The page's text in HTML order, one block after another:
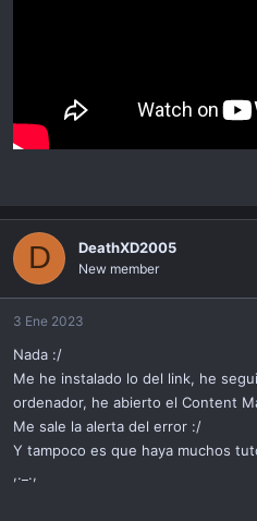
D DeathXD2005
New member
3 Ene 2023
Nada :/
Me he instalado lo del link, he
ordenador, he abierto el Content
Me sale la alerta del error :/
Y tampoco es que haya muchos
,._.,